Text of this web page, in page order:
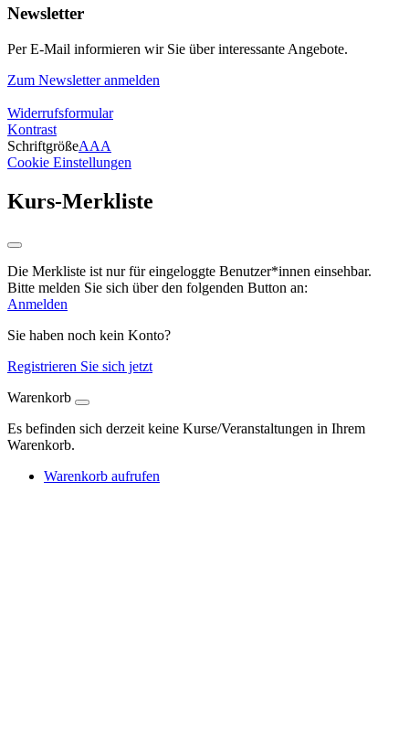
Newsletter
Per E-Mail informieren wir Sie über interessante Angebote.
Zum Newsletter anmelden
Widerrufsformular
Kontrast
SchriftgrößeAAA
Cookie Einstellungen
Kurs-Merkliste
Die Merkliste ist nur für eingeloggte Benutzer*innen einsehbar.
Bitte melden Sie sich über den folgenden Button an:
Anmelden
Sie haben noch kein Konto?
Registrieren Sie sich jetzt
Warenkorb
Es befinden sich derzeit keine Kurse/Veranstaltungen in Ihrem
Warenkorb.
Warenkorb aufrufen